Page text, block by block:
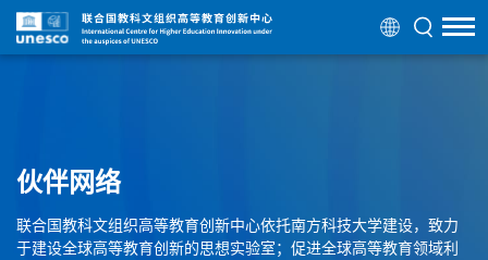
伙伴网络
联合国教科文组织高等教育创新中心依托南方科技大学建设，致力
于建设全球高等教育创新的思想实验室；促进全球高等教育领域利